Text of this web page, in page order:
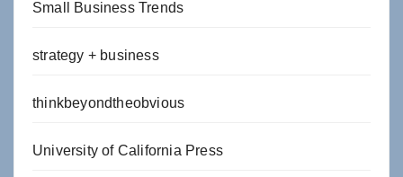
Small Business Trends
strategy + business
thinkbeyondtheobvious
University of California Press